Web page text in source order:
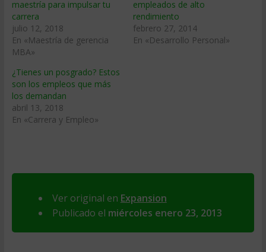
maestría para impulsar tu
carrera
julio 12, 2018
En «Maestría de gerencia
MBA»
empleados de alto
rendimiento
febrero 27, 2014
En «Desarrollo Personal»
¿Tienes un posgrado? Estos
son los empleos que más
los demandan
abril 13, 2018
En «Carrera y Empleo»
Ver original en Expansion
Publicado el miércoles enero 23, 2013